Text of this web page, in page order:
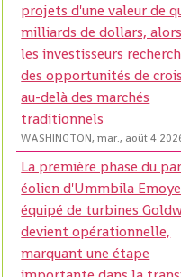
projets d'une valeur de
milliards de dollars,
les investisseurs
des opportunités de
au-delà des marchés
traditionnels
WASHINGTON, mar., août 4
La première phase du
éolien d'Ummbila
équipé de turbines
devient opérationnelle,
marquant une étape